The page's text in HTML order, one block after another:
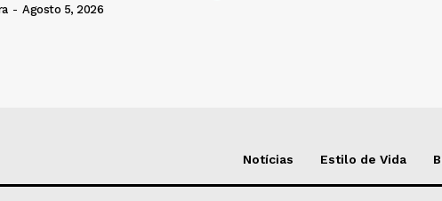
- Agosto 5, 2026
Notícias Estilo de Vida